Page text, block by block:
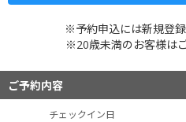
※予約申込には新規登
※20歳未満のお客様は
ご予約内容
チェックイン日